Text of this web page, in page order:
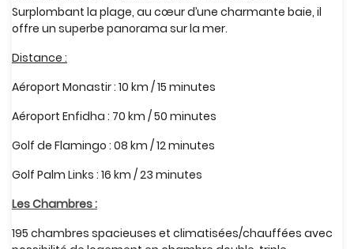
Surplombant la plage, au cœur d’une charmante baie, il
offre un superbe panorama sur la mer.
Distance :
Aéroport Monastir : 10 km / 15 minutes
Aéroport Enfidha : 70 km / 50 minutes
Golf de Flamingo : 08 km / 12 minutes
Golf Palm Links : 16 km / 23 minutes
Les Chambres :
195 chambres spacieuses et climatisées/chauffées avec